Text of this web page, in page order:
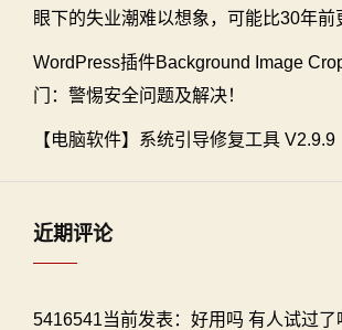
眼下的失业潮难以想象，可能比30年前
WordPress插件Background Image
门：警惕安全问题及解决！
【电脑软件】系统引导修复工具 V2.9.9
近期评论
5416541当前发表：好用吗 有人试过了